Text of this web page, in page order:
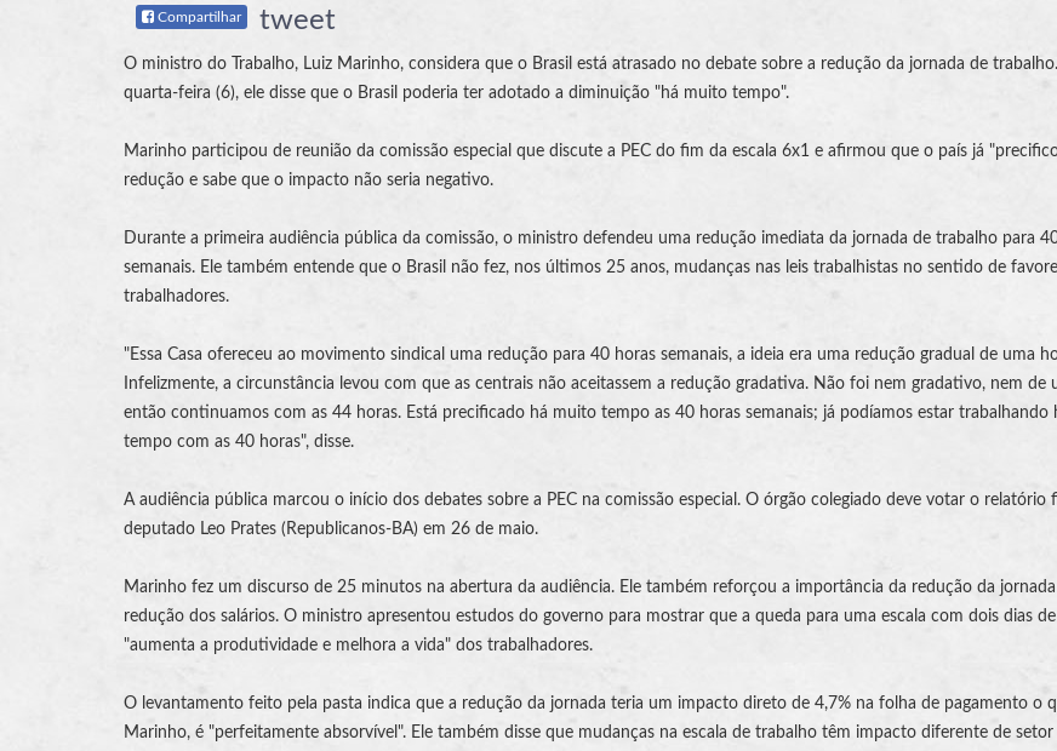
Compartilhar tweet
O ministro do Trabalho, Luiz Marinho, considera que o Brasil está atrasado no debate sobre a redução da jornada de
quarta-feira (6), ele disse que o Brasil poderia ter adotado a diminuição "há muito tempo".
Marinho participou de reunião da comissão especial que discute a PEC do fim da escala 6x1 e afirmou que o país já
redução e sabe que o impacto não seria negativo.
Durante a primeira audiência pública da comissão, o ministro defendeu uma redução imediata da jornada de trabalho para
semanais. Ele também entende que o Brasil não fez, nos últimos 25 anos, mudanças nas leis trabalhistas no sentido de
trabalhadores.
"Essa Casa ofereceu ao movimento sindical uma redução para 40 horas semanais, a ideia era uma redução gradual de uma
Infelizmente, a circunstância levou com que as centrais não aceitassem a redução gradativa. Não foi nem gradativo, nem de
então continuamos com as 44 horas. Está precificado há muito tempo as 40 horas semanais; já podíamos estar trabalhando
tempo com as 40 horas", disse.
A audiência pública marcou o início dos debates sobre a PEC na comissão especial. O órgão colegiado deve votar o relatório
deputado Leo Prates (Republicanos-BA) em 26 de maio.
Marinho fez um discurso de 25 minutos na abertura da audiência. Ele também reforçou a importância da redução da jornada
redução dos salários. O ministro apresentou estudos do governo para mostrar que a queda para uma escala com dois dias
"aumenta a produtividade e melhora a vida" dos trabalhadores.
O levantamento feito pela pasta indica que a redução da jornada teria um impacto direto de 4,7% na folha de pagamento o
Marinho, é "perfeitamente absorvível". Ele também disse que mudanças na escala de trabalho têm impacto diferente de setor